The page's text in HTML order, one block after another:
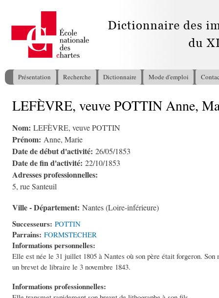
Menu principal
Présentation Recherche Dictionnaire Mode d'emploi
Vous êtes ici
LEFÈVRE, veuve POTTIN Anne,
Nom: LEFÈVRE, veuve POTTIN
Prénom: Anne, Marie
Date de début d'activité: 26/05/1853
Date de fin d'activité: 22/10/1853
Adresses professionnelles:
5, rue Santeuil
Ville - Département: Nantes (Loire-inférieure)
Successeurs: POTTIN
Parrains: FORMSTECHER
Informations personnelles:
Elle est née le 31 juillet 1805 à Nantes où son père était forgeron.
un brevet de libraire le 3 novembre 1843.
Informations professionnelles: